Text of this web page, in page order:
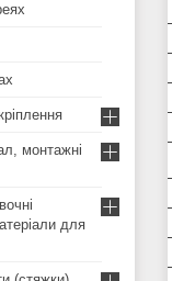
монтажні
для